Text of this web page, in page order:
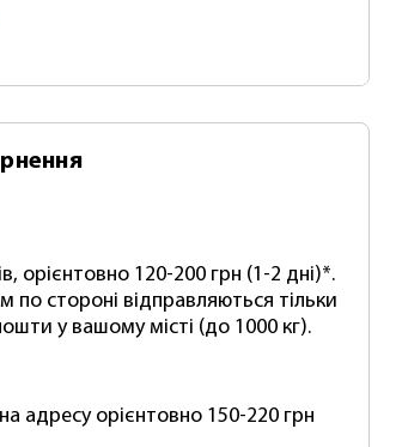
орієнтовно 120-200 грн (1-2 дні)*.
стороні відправляються тільки
у вашому місті (до 1000 кг).
адресу орієнтовно 150-220 грн